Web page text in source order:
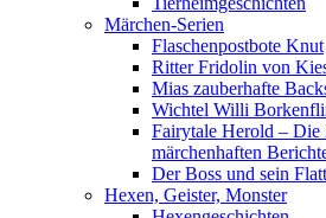
Märchen-Serien
Flaschenpostbote Knut
Ritter Fridolin von
Mias zauberhafte
Wichtel Willi
Fairytale Herold – Die
märchenhaften
Der Boss und sein
Hexen, Geister, Monster